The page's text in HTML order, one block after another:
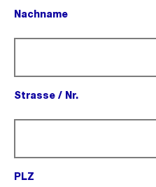
Nachname
Strasse / Nr.
PLZ